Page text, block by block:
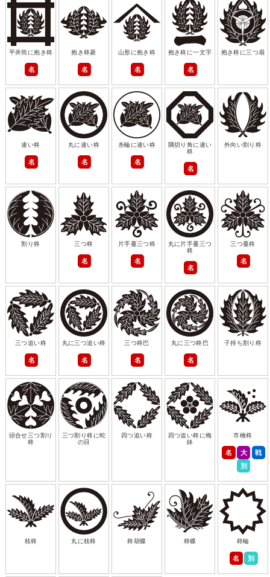
平井筒に抱き柊
名
抱き柊菱
名
山形に抱き柊
名
抱き柊に一文字
名
抱き柊に三つ扇
違い柊
名
丸に違い柊
名
糸輪に違い柊
名
隅切り角に違い
柊
名
外向い割り柊
割り柊 三つ柊
名
片手蔓三つ柊
名
丸に片手蔓三つ
柊
名
三つ蔓柊
名
三つ追い柊
名
丸に三つ追い柊
名
三つ柊巴
名
丸に三つ柊巴
名
子持ち割り柊
頭合せ三つ割り
柊
三つ割り柊に蛇
の目
四つ追い柊
四つ追い柊に梅
鉢
市橋柊
名 大
戦
別
枝柊 丸に枝柊 柊胡蝶 柊蝶 柊輪
名 別